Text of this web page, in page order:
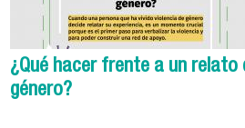
¿Qué hacer frente a un relato
género?